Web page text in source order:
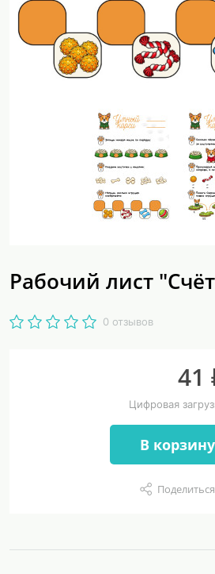
Рабочий лист
0 отзывов
41
Цифровая
В корзину
Поделиться